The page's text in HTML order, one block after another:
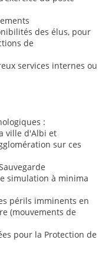
des élus, pour
de
services internes ou
:
ville d'Albi et
sur ces
simulation à minima
périls imminents en
(mouvements de
pour la Protection de